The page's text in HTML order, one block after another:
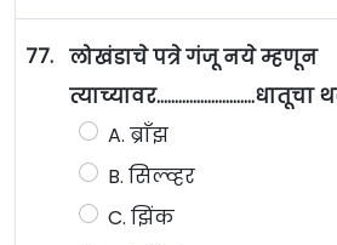
77. लोखंडाचे पत्रे गंजू नये म्हणून
A. ब्राँझ
B. सिल्व्हर
C. झिंक